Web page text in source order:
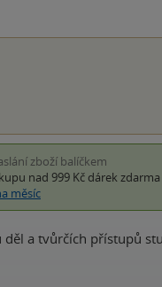
zboží balíčkem
nad 999 Kč dárek zdarma
měsíc
děl a tvůrčích přístupů